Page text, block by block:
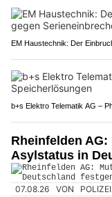
EM Haustechnik: Der
b+s Elektro Telematik AG –
Rheinfelden
Asylstatus in
07.08.26 VON